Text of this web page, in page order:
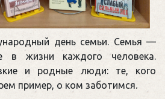
день семьи. Семья —
в жизни каждого человека.
и родные люди: те, кого
пример, о ком заботимся.